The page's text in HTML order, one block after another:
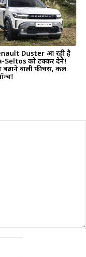
Duster आ रही है
Seltos को टक्कर देने!
वाली फीचर्स, कल